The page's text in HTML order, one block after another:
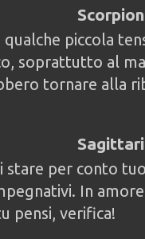
qualche piccola
soprattutto al
tornare alla
stare per conto
In
pensi, verifica!